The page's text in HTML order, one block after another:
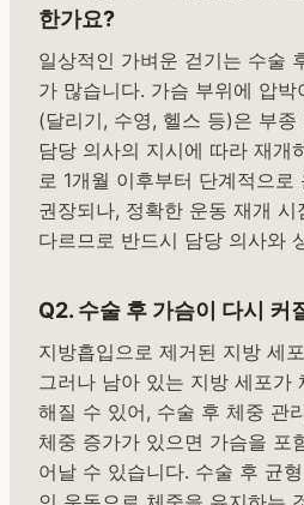
한가요?
일상적인 가벼운 걷기는 수술
가 많습니다. 가슴 부위에 압
(달리기, 수영, 헬스 등)은 부
담당 의사의 지시에 따라 재개
로 1개월 이후부터 단계적으
권장되나, 정확한 운동 재개
다르므로 반드시 담당 의사와
Q2. 수술 후 가슴이 다시 커
지방흡입으로 제거된 지방 세
그러나 남아 있는 지방 세포가
해질 수 있어, 수술 후 체중 관
체중 증가가 있으면 가슴을 포
어날 수 있습니다. 수술 후 균